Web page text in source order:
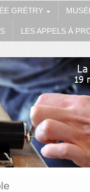
GRÉTRY
LES APPELS À